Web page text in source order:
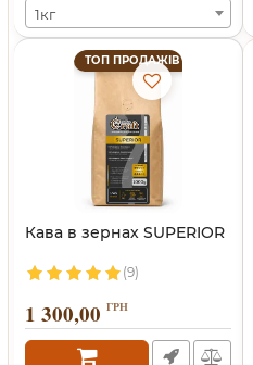
1кг
ТОП ПРОДАЖІВ
Кава в зернах SUPERIOR
(9)
1 300,00 ГРН